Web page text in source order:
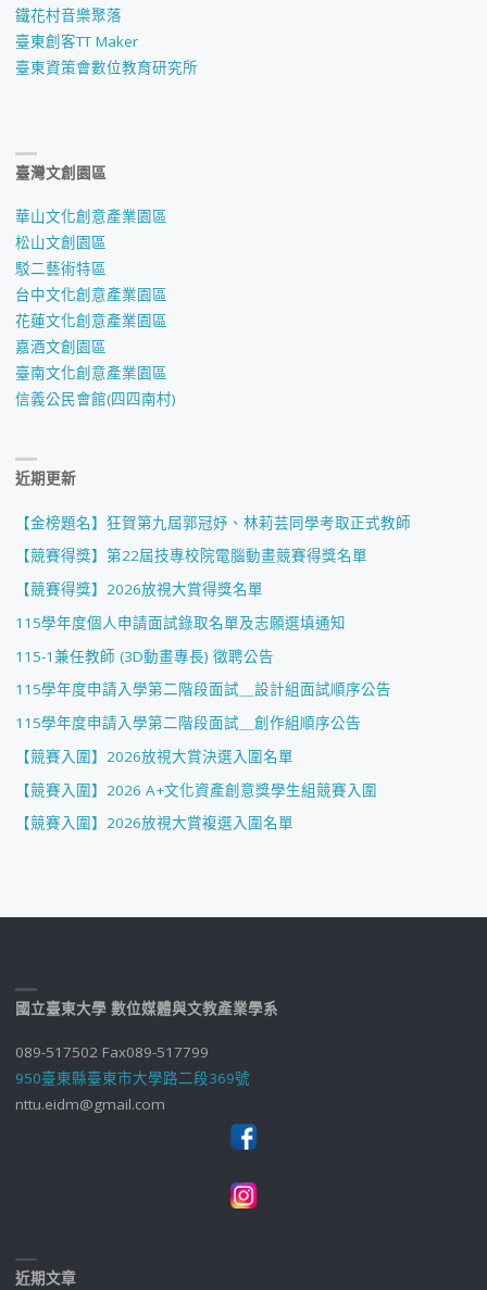
鐵花村音樂聚落
臺東創客TT Maker
臺東資策會數位教育研究所
臺灣文創園區
華山文化創意產業園區
松山文創園區
駁二藝術特區
台中文化創意產業園區
花蓮文化創意產業園區
嘉酒文創園區
臺南文化創意產業園區
信義公民會館(四四南村)
近期更新
【金榜題名】狂賀第九屆郭冠妤、林莉芸同學考取正式教師
【競賽得獎】第22屆技專校院電腦動畫競賽得獎名單
【競賽得獎】2026放視大賞得獎名單
115學年度個人申請面試錄取名單及志願選填通知
115-1兼任教師 (3D動畫專長) 徵聘公告
115學年度申請入學第二階段面試＿設計組面試順序公告
115學年度申請入學第二階段面試＿創作組順序公告
【競賽入圍】2026放視大賞決選入圍名單
【競賽入圍】2026 A+文化資產創意獎學生組競賽入圍
【競賽入圍】2026放視大賞複選入圍名單
國立臺東大學 數位媒體與文教產業學系
089-517502 Fax089-517799
950臺東縣臺東市大學路二段369號
nttu.eidm@gmail.com
近期文章